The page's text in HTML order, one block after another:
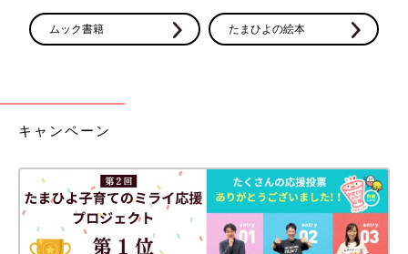
ムック書籍 たまひよの絵本
キャンペーン